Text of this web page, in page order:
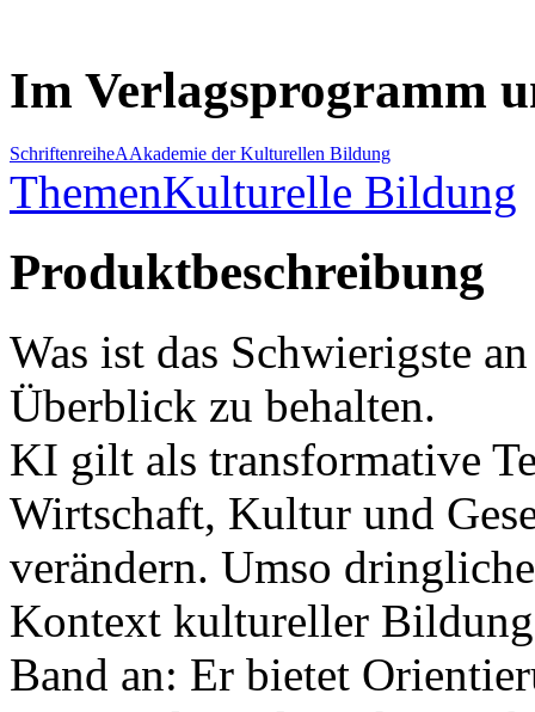
Im Verlagsprogramm
SchriftenreiheAAkademie der Kulturellen Bildung
ThemenKulturelle Bildung
Produktbeschreibung
Was ist das Schwierigste
Überblick zu behalten.
KI gilt als transformative
Wirtschaft, Kultur und
verändern. Umso
Kontext kultureller
Band an: Er bietet